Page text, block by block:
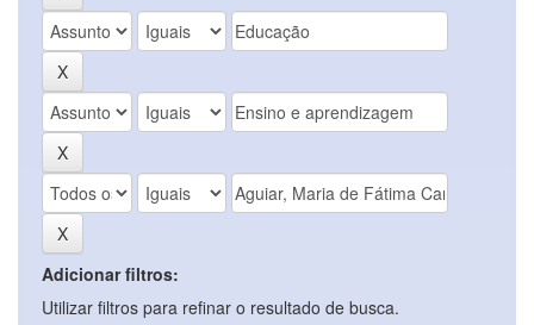
Adicionar filtros:
Utilizar filtros para refinar o resultado de busca.